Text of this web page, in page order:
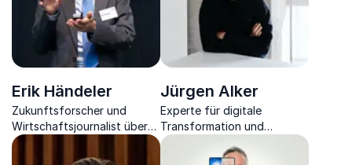
Erik Händeler
Zukunftsforscher und
Wirtschaftsjournalist über
die Zukunft der Wirtschaft.
Jürgen Alker
Experte für digitale
Transformation und
technologiegetriebenes
Wachstum.